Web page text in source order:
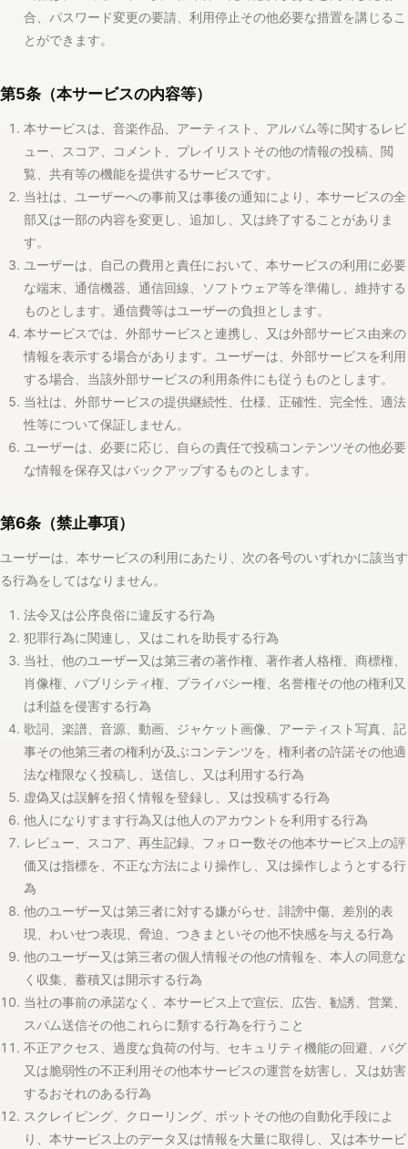
ュー、スコア、コメント、プレイリストその他の情報の投稿、閲
覧、共有等の機能を提供するサービスです。
す。
な端末、通信機器、通信回線、ソフトウェア等を準備し、維持する
ものとします。通信費等はユーザーの負担とします。
本サービスでは、外部サービスと連携し、又は外部サービス由来の
情報を表示する場合があります。ユーザーは、外部サービスを利用
する場合、当該外部サービスの利用条件にも従うものとします。
当社は、外部サービスの提供継続性、仕様、正確性、完全性、適法
性等について保証しません。
ユーザーは、必要に応じ、自らの責任で投稿コンテンツその他必要
な情報を保存又はバックアップするものとします。
第6条（禁止事項）
ユーザーは、本サービスの利用にあたり、次の各号のいずれかに該当す
る行為をしてはなりません。
法令又は公序良俗に違反する行為
犯罪行為に関連し、又はこれを助長する行為
は利益を侵害する行為
歌詞、楽譜、音源、動画、ジャケット画像、アーティスト写真、記
事その他第三者の権利が及ぶコンテンツを、権利者の許諾その他適
法な権限なく投稿し、送信し、又は利用する行為
虚偽又は誤解を招く情報を登録し、又は投稿する行為
他人になりすます行為又は他人のアカウントを利用する行為
レビュー、スコア、再生記録、フォロー数その他本サービス上の評
価又は指標を、不正な方法により操作し、又は操作しようとする行
他のユーザー又は第三者に対する嫌がらせ、誹謗中傷、差別的表
現、わいせつ表現、脅迫、つきまといその他不快感を与える行為
他のユーザー又は第三者の個人情報その他の情報を、本人の同意な
く収集、蓄積又は開示する行為
当社の事前の承諾なく、本サービス上で宣伝、広告、勧誘、営業、
スパム送信その他これらに類する行為を行うこと
不正アクセス、過度な負荷の付与、セキュリティ機能の回避、バグ
又は脆弱性の不正利用その他本サービスの運営を妨害し、又は妨害
するおそれのある行為
スクレイピング、クローリング、ボットその他の自動化手段によ
り、本サービス上のデータ又は情報を大量に取得し、又は本サービ
ス上のデータ又は情報を機械学習、データマイニングその他これら
に類する目的で取得若しくは利用する行為（当社が別途明示的に許
諾した場合を除きます。）
本サービス又は本サービスに含まれるソフトウェア、システム、デ
ータベース等を、リバースエンジニアリングし、逆アセンブルし、
又は逆コンパイルする行為
反社会的勢力等に対する利益供与その他これに協力する行為
前各号のいずれかに該当する行為を直接又は間接に惹起し、又は容
易にする行為
その他、当社が不適切と合理的に判断する行為